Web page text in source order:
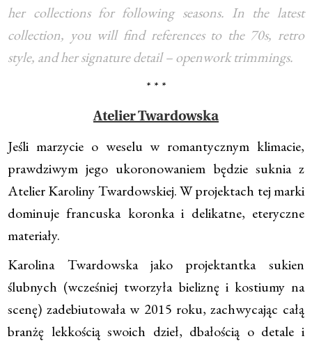
her collections for following seasons. In the latest
collection, you will find references to the 70s, retro
style, and her signature detail – openwork trimmings.
* * *
Atelier Twardowska
Jeśli marzycie o weselu w romantycznym klimacie,
prawdziwym jego ukoronowaniem będzie suknia z
Atelier Karoliny Twardowskiej. W projektach tej marki
dominuje francuska koronka i delikatne, eteryczne
materiały.
Karolina Twardowska jako projektantka sukien
ślubnych (wcześniej tworzyła bieliznę i kostiumy na
scenę) zadebiutowała w 2015 roku, zachwycając całą
branżę lekkością swoich dzieł, dbałością o detale i